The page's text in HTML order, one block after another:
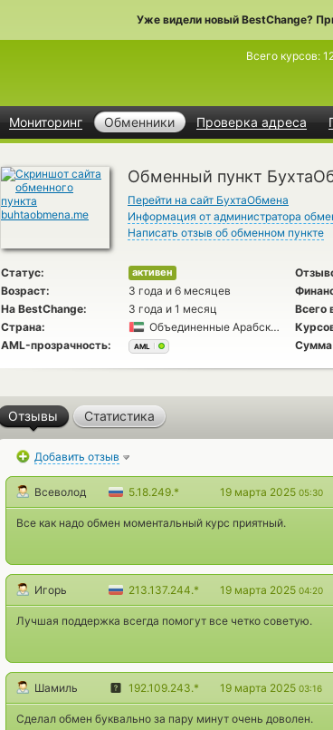
Уже видели новый BestChange?
Мониторинг Обменники Проверка адреса
Всего курсов:
Обменный пункт
Перейти на сайт БухтаОбмена
Информация от администратора
Написать отзыв об обменном пункте
Статус: активен
Возраст: 3 года и 6 месяцев
На BestChange: 3 года и 1 месяц Всего
Страна:
Объединенные Арабские Эмираты
AML-прозрачность:
AML Сумма
Отзывы Статистика
Добавить отзыв
Всеволод 5.18.249.* 19 марта 2025 05:30
Все как надо обмен моментальный курс приятный.
Игорь 213.137.244.* 19 марта 2025 04:20
Лучшая поддержка всегда помогут все четко советую.
Шамиль 192.109.243.* 19 марта 2025 03:16
Сделал обмен буквально за пару минут очень доволен.